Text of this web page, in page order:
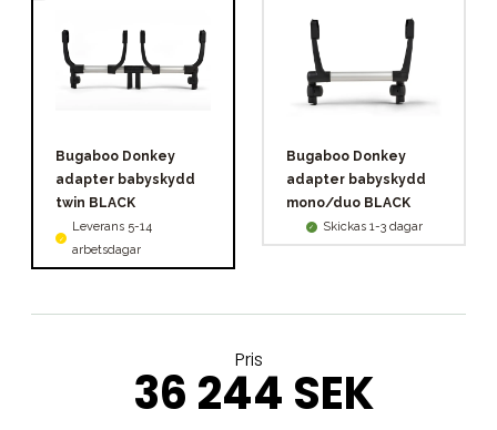
Bugaboo Donkey
adapter babyskydd
twin BLACK
Leverans 5-14
arbetsdagar
Bugaboo Donkey
adapter babyskydd
mono/duo BLACK
Skickas 1-3 dagar
Pris
36 244 SEK